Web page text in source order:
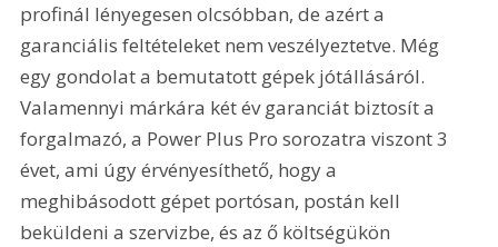
profinál lényegesen olcsóbban, de azért a
garanciális feltételeket nem veszélyeztetve. Még
egy gondolat a bemutatott gépek jótállásáról.
Valamennyi márkára két év garanciát biztosít a
forgalmazó, a Power Plus Pro sorozatra viszont 3
évet, ami úgy érvényesíthető, hogy a
meghibásodott gépet portósan, postán kell
beküldeni a szervizbe, és az ő költségükön